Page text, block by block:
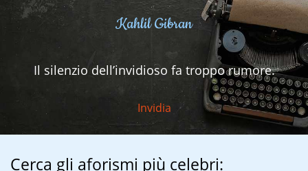
Kahlil Gibran
Il silenzio dell’invidioso fa troppo rumore.
Invidia
Cerca gli aforismi più celebri: